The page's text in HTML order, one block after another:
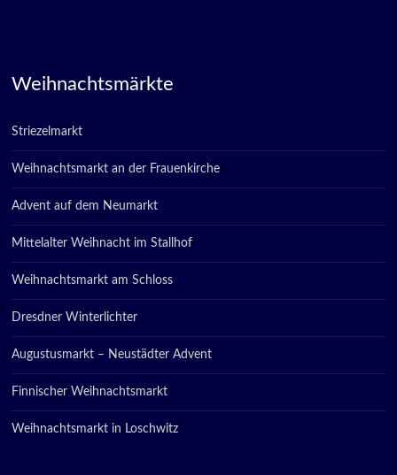
Weihnachtsmärkte
Striezelmarkt
Weihnachtsmarkt an der Frauenkirche
Advent auf dem Neumarkt
Mittelalter Weihnacht im Stallhof
Weihnachtsmarkt am Schloss
Dresdner Winterlichter
Augustusmarkt – Neustädter Advent
Finnischer Weihnachtsmarkt
Weihnachtsmarkt in Loschwitz